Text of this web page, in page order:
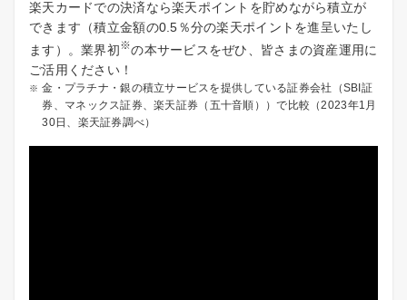
楽天カードでの決済なら楽天ポイントを貯めながら積立が
できます（積立金額の0.5％分の楽天ポイントを進呈いたし
ます）。業界初※の本サービスをぜひ、皆さまの資産運用に
ご活用ください！
金・プラチナ・銀の積立サービスを提供している証券会社（SBI証
券、マネックス証券、楽天証券（五十音順））で比較（2023年1月
30日、楽天証券調べ）